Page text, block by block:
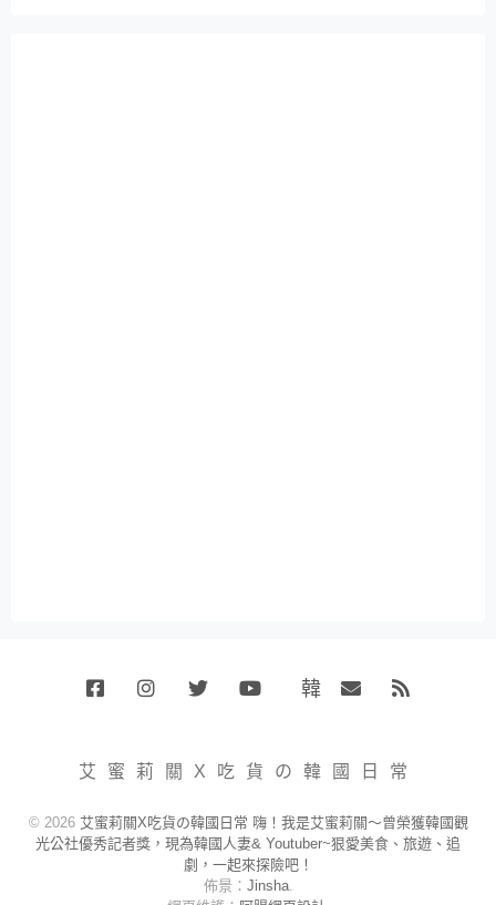
韓
小
賣
艾蜜莉關X吃貨の韓國日常
© 2026 艾蜜莉關X吃貨の韓國日常 嗨！我是艾蜜莉關～曾榮獲韓國觀
光公社優秀記者獎，現為韓國人妻& Youtuber~狠愛美食、旅遊、追
劇，一起來探險吧！
佈景： Jinsha.